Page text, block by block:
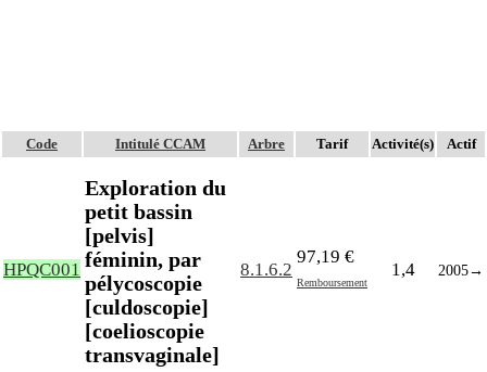
Code Intitulé CCAM Arbre Tarif Activité(s) Actif
HPQC001
Exploration du
petit bassin
[pelvis]
féminin, par
pélycoscopie
[culdoscopie]
[coelioscopie
transvaginale]
8.1.6.2
97,19 €
Remboursement
1,4 2005→